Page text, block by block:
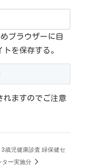
ブラウザーに自
を保存する。
れますのでご注意
3歳児健康診査 緑保健セ
ター実施分